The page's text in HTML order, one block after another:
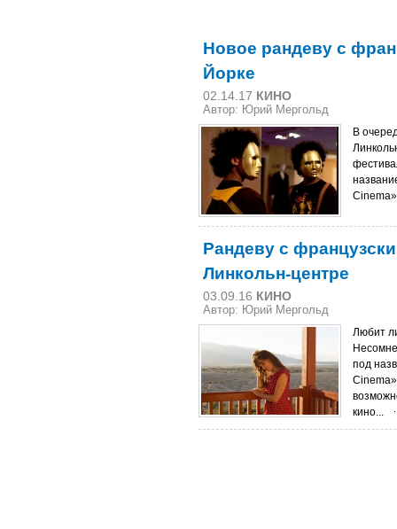
Новое рандеву с
Йорке
02.14.17 КИНО
Автор: Юрий Мергольд
В
Рандеву с
Линкольн-центре
03.09.16 КИНО
Автор: Юрий Мергольд
Любит
под
кино...